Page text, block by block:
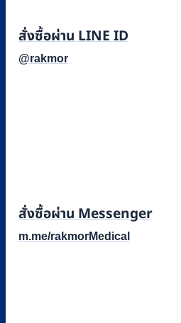
สั่งซื้อผ่าน LINE ID
@rakmor
สั่งซื้อผ่าน Messenger
m.me/rakmorMedical